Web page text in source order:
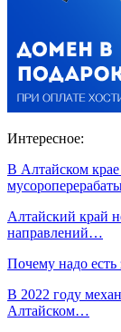
Интересное:
В Алтайском
Алтайский край
направлений…
Почему надо
В 2022 году
Алтайском…